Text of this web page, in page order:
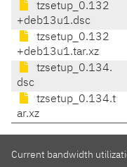
tzsetup_0.132
+deb13u1.dsc
tzsetup_0.132
+deb13u1.tar.xz
tzsetup_0.134.
dsc
tzsetup_0.134.t
ar.xz
Current bandwidth